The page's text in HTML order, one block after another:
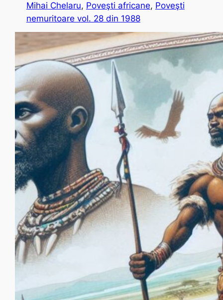
Mihai Chelaru, Poveşti africane, Poveşti
nemuritoare vol. 28 din 1988